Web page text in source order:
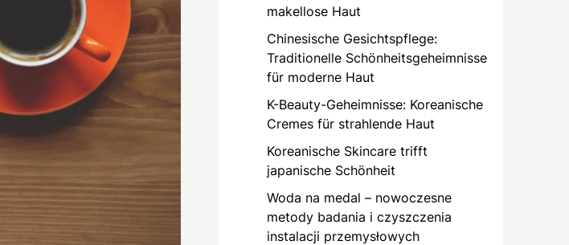
makellose Haut
Chinesische Gesichtspflege:
Traditionelle Schönheitsgeheimnisse
für moderne Haut
K-Beauty-Geheimnisse: Koreanische
Cremes für strahlende Haut
Koreanische Skincare trifft
japanische Schönheit
Woda na medal – nowoczesne
metody badania i czyszczenia
instalacji przemysłowych